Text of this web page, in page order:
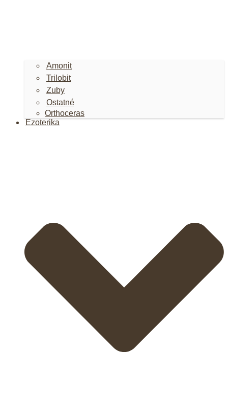
Amonit
Trilobit
Zuby
Ostatné
Orthoceras
Ezoterika